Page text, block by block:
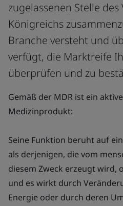
zugelassenen Stelle
Königreichs
Branche versteht und
verfügt, die Marktreife
überprüfen und zu
Gemäß der MDR ist ein
Medizinprodukt:
Seine Funktion beruht auf
als derjenigen, die vom
diesem Zweck erzeugt wird,
und es wirkt durch
Energie oder durch deren